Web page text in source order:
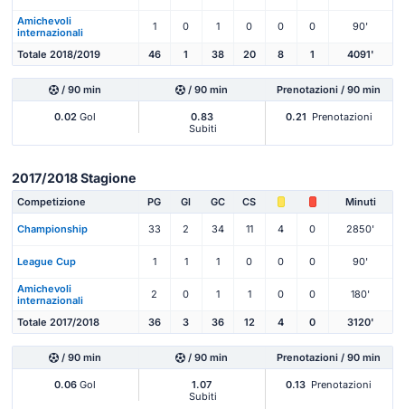
Amichevoli
internazionali
1 0 1 0 0 0 90'
Totale 2018/2019 46 1 38 20 8 1 4091'
/ 90 min / 90 min Prenotazioni / 90 min
0.02 Gol
0.83
Subiti
0.21 Prenotazioni
2017/2018 Stagione
Competizione PG Gl GC CS Minuti
Championship 33 2 34 11 4 0 2850'
League Cup 1 1 1 0 0 0 90'
Amichevoli
internazionali
2 0 1 1 0 0 180'
Totale 2017/2018 36 3 36 12 4 0 3120'
/ 90 min / 90 min Prenotazioni / 90 min
0.06 Gol
1.07
Subiti
0.13 Prenotazioni